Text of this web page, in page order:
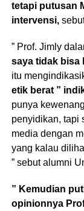
tetapi putusan
intervensi,
” Prof. Jimly
saya tidak bisa
itu
etik berat ”
punya
penyidikan, tapi
media dengan
yang kalau
” sebut alumni
” Kemudian
opinionnya